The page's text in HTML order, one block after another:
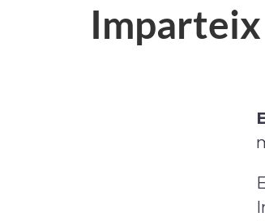
Imparteix